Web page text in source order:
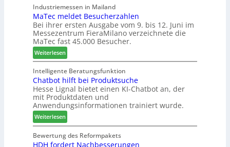
h
r
e
r
n
I
t
a
l
i
e
n
s
i
n
t
e
r
i
e
r
t
e
s
S
y
s
e
C
a
r
e
-
A
k
t
i
o
n
s
w
o
c
Industriemessen in Mailand
MaTec meldet Besucherzahlen
Bei ihrer ersten Ausgabe vom 9. bis 12. Juni im
Messezentrum FieraMilano verzeichnete die
MaTec fast 45.000 Besucher.
Weiterlesen:
M
a
T
e
c
m
e
l
d
e
Intelligente Beratungsfunktion
Chatbot hilft bei Produktsuche
Hesse Lignal bietet einen KI-Chatbot an, der
mit Produktdaten und
Anwendungsinformationen trainiert wurde.
Weiterlesen:
C
h
a
Bewertung des Reformpakets
HDH fordert Nachbesserungen